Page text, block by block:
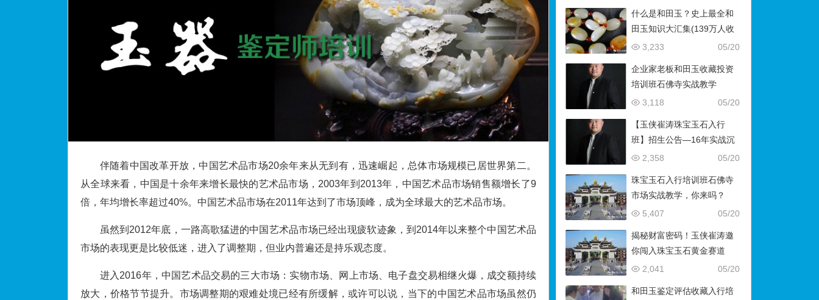
伴随着中国改革开放，中国艺术品市场20余年来从无到有，迅速崛起，总体市场规模已居世界第二。
从全球来看，中国是十余年来增长最快的艺术品市场，2003年到2013年，中国艺术品市场销售额增长了9
倍，年均增长率超过40%。中国艺术品市场在2011年达到了市场顶峰，成为全球最大的艺术品市场。
虽然到2012年底，一路高歌猛进的中国艺术品市场已经出现疲软迹象，到2014年以来整个中国艺术品
市场的表现更是比较低迷，进入了调整期，但业内普遍还是持乐观态度。
进入2016年，中国艺术品交易的三大市场：实物市场、网上市场、电子盘交易相继火爆，成交额持续
放大，价格节节提升。市场调整期的艰难处境已经有所缓解，或许可以说，当下的中国艺术品市场虽然仍
什么是和田玉？史上最全和
田玉知识大汇集(139万人收
藏）
05/20
3,233
企业家老板和田玉收藏投资
培训班石佛寺实战教学
05/20
3,118
【玉侠崔涛珠宝玉石入行
班】招生公告—16年实战沉
淀，助你叩开财富与传承之
05/20
2,358
珠宝玉石入行培训班石佛寺
市场实战教学，你来吗？
05/20
5,407
揭秘财富密码！玉侠崔涛邀
你闯入珠宝玉石黄金赛道
05/20
2,041
和田玉鉴定评估收藏入行培